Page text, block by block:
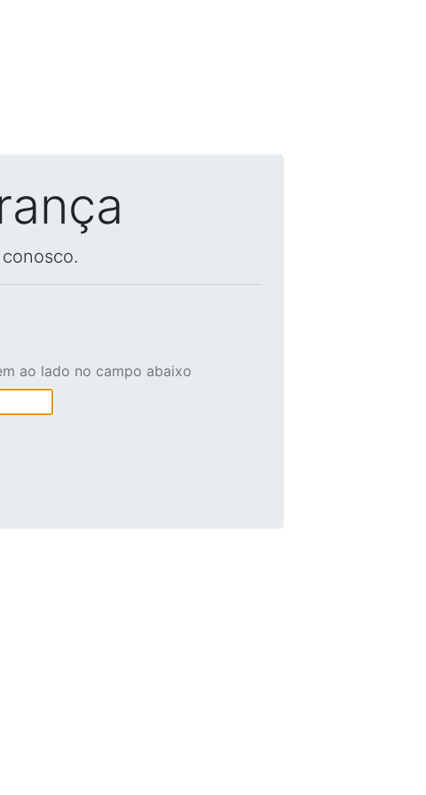
ao lado no campo abaixo